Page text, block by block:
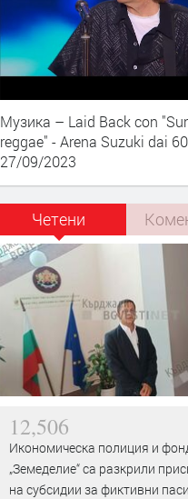
Музика – Laid Back con
reggae" - Arena Suzuki dai
27/09/2023
Четени
12,506
Икономическа полиция и
„Земеделие“ са разкрили
на субсидии за фиктивни